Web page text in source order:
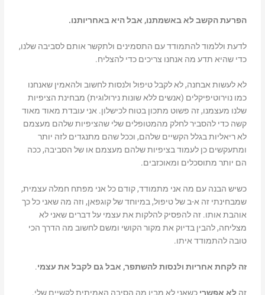
הפרעת הקשב לא באשמתנו, אבל היא באחריותנו.
לדעת וללמוד להתמודד עם התסמינים ולתקשר אותם לסביבה שלנו,
כדי שהיא תדע מה אנחנו צריכים כדי להצליח.
לא לעשות אבחנה, לא לקבל טיפול ולנסות לחשוב ולהאמין שאנחנו
כמו נוירוטיפיקלים (אנשים ללא שונות נירולוגית) מבחינת הציפיות
שלנו מעצמנו, זה פשוט מתכון בטוח לכישלון. אני עובדת מאוד מאוד
קשה כדי להסביר לחלק מהמטופלים שלי שהציפיות שלהם מעצמם
לא ריאליות בגלל הקשיים שלהם, וככל שהם מתנגדים לזה יותר
ומתעקשים כן לעמוד בציפיות שלהם מעצמם או של הסביבה, ככה
הם יותר מתוסכלים ומאוכזבים.
כשיש הבנה עם מה אני מתמודד, קודם כל אני מפתח חמלה עצמית,
שמבחינתי זה א-ב של טיפול, במיוחד של קוגפאן, וזה מה שאני כל כך
אוהבת אותו. זהלהפסיק להלקות את עצמי על דברים שאני לא
מצליחה,להבין בדיוק את מקור הקושי ומשם לחשוב מה הדרך הכי
טובה להתמודד איתו.
זה לקחת אחריות ולנסות להשתפר, אבל גם לקבל את עצמי.
זהלא אפשרי כשאני לא מבין מה הסיבה האמיתיתלקשיים שלי.